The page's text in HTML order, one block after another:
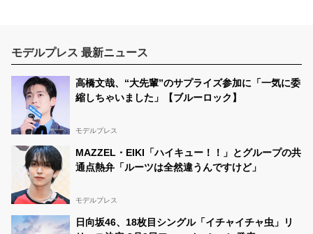
モデルプレス 最新ニュース
高橋文哉、“大先輩”のサプライズ参加に「一気に委
縮しちゃいました」【ブルーロック】
モデルプレス
MAZZEL・EIKI「ハイキュー！！」とグループの共
通点熱弁「ルーツは全然違うんですけど」
モデルプレス
日向坂46、18枚目シングル「イチャイチャ虫」リ